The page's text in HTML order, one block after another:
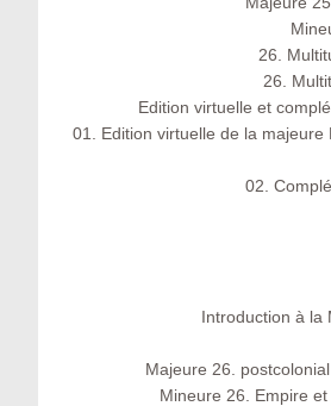
26.
26.
Edition virtuelle et
01. Edition virtuelle de la majeure
02.
Introduction à la
Majeure 26.
Mineure 26. Empire